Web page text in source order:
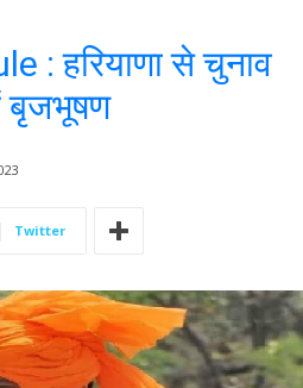
: हरियाणा से चुनाव
बृजभूषण
Twitter